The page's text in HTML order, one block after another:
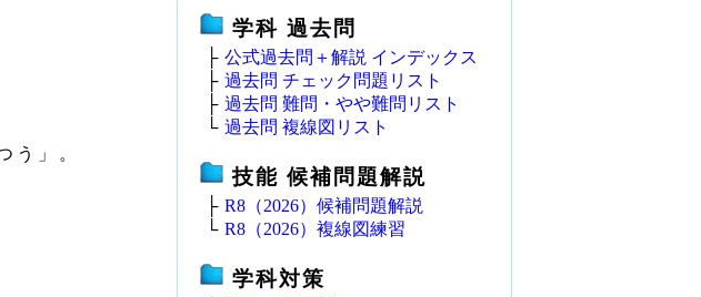
う」。
学科 過去問
├ 公式過去問＋解説 インデックス
├ 過去問 チェック問題リスト
├ 過去問 難問・やや難問リスト
└ 過去問 複線図リスト
技能 候補問題解説
├ R8（2026）候補問題解説
└ R8（2026）複線図練習
学科対策